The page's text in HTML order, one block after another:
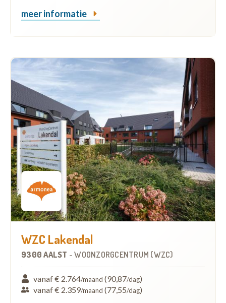
meer informatie
WZC Lakendal
9300 AALST -WOONZORGCENTRUM (WZC)
vanaf € 2.764/maand (90,87/dag)
vanaf € 2.359/maand (77,55/dag)